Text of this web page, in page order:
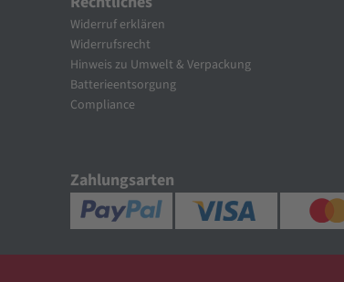
Widerruf erklären
Widerrufsrecht
Hinweis zu Umwelt & Verpackung
Batterieentsorgung
Compliance
Zahlungsarten